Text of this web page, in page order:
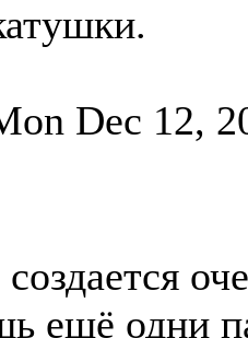
Dec 12,
ещё одни